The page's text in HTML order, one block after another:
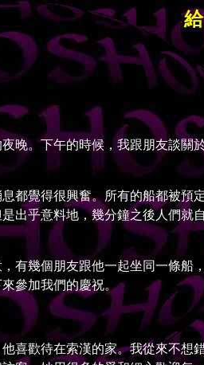
下午的時候，我跟朋友談關於
覺得很興奮。所有的船都被預定
出乎意料地，幾分鐘之後人們就
個朋友跟他一起坐同一條船，
參加我們的慶祝。
歡待在索漢的家。我從來不想